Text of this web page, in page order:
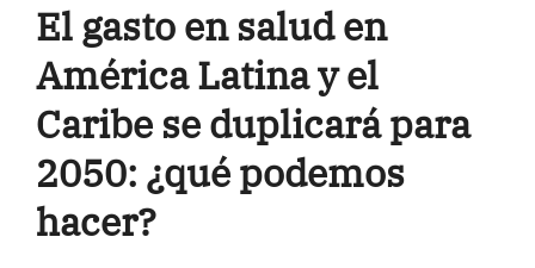
El gasto en salud en
América Latina y el
Caribe se duplicará para
2050: ¿qué podemos
hacer?